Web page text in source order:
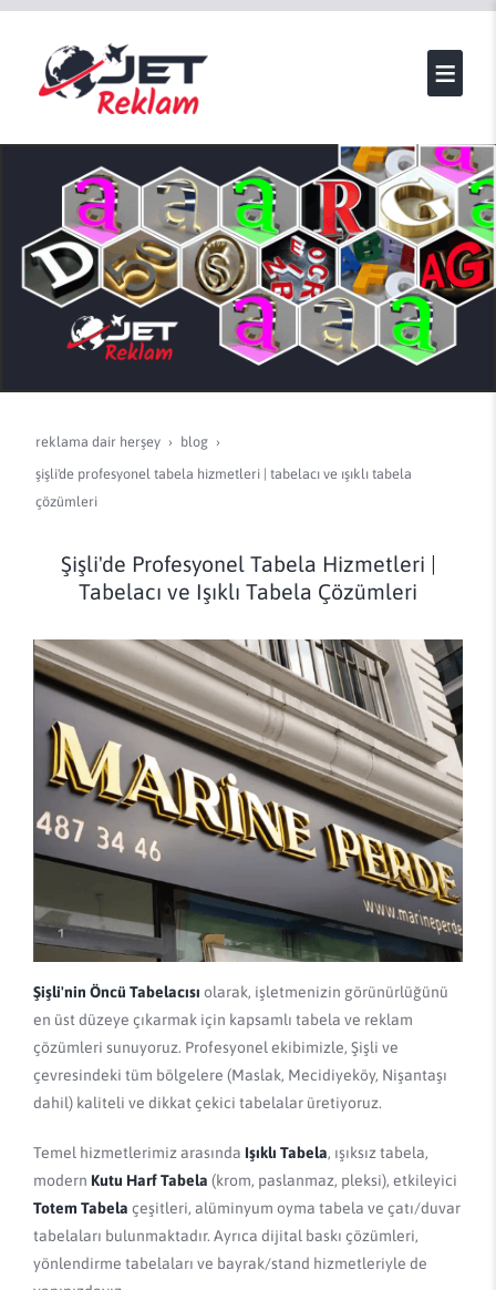
reklama dair herşey
blog
şişli'de profesyonel tabela hizmetleri | tabelacı ve işıklı tabela
çözümleri
Şişli'de Profesyonel Tabela Hizmetleri |
Tabelacı ve Işıklı Tabela Çözümleri
Şişli'nin Öncü Tabelacısı olarak, işletmenizin görünürlüğünü
en üst düzeye çıkarmak için kapsamlı tabela ve reklam
çözümleri sunuyoruz. Profesyonel ekibimizle, Şişli ve
çevresindeki tüm bölgelere (Maslak, Mecidiyeköy, Nişantaşı
dahil) kaliteli ve dikkat çekici tabelalar üretiyoruz.
Temel hizmetlerimiz arasında Işıklı Tabela, ışıksız tabela,
modern Kutu Harf Tabela (krom, paslanmaz, pleksi), etkileyici
Totem Tabela çeşitleri, alüminyum oyma tabela ve çatı/duvar
tabelaları bulunmaktadır. Ayrıca dijital baskı çözümleri,
yönlendirme tabelaları ve bayrak/stand hizmetleriyle de